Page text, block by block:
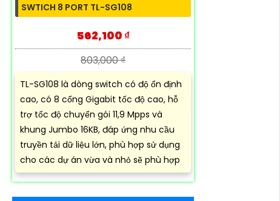
SWTICH 8 PORT TL-SG108
562,100 ₫
803,000 ₫
TL-SG108 là dòng switch có độ ổn định
cao, có 8 cổng Gigabit tốc độ cao, hỗ
trợ tốc độ chuyển gói 11,9 Mpps và
khung Jumbo 16KB, đáp ứng nhu cầu
truyền tải dữ liệu lớn, phù hợp sử dụng
cho các dự án vừa và nhỏ sẽ phù hợp